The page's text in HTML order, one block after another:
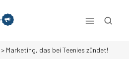
> Marketing, das bei Teenies zündet!